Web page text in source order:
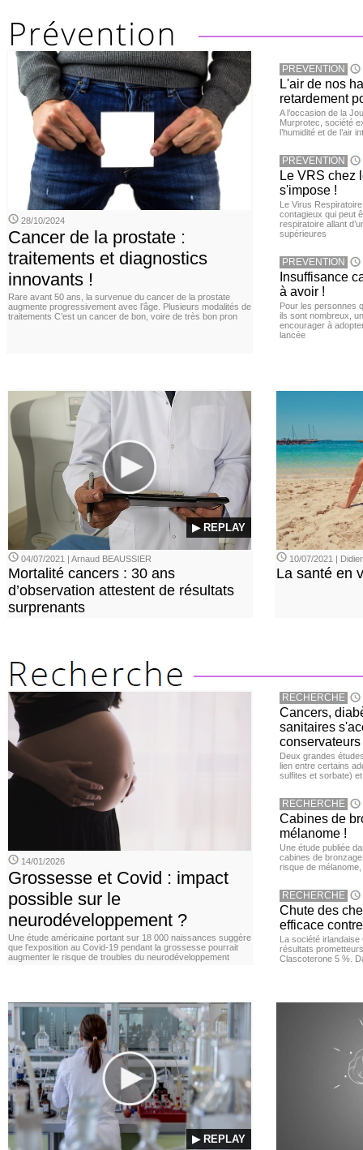
28/10/2024
Cancer de la prostate :
traitements et diagnostics
innovants !
Rare avant 50 ans, la survenue du cancer de la prostate
augmente progressivement avec l’âge. Plusieurs modalités de
traitements C’est un cancer de bon, voire de très bon pron
PREVENTION
L'air de nos
retardement
A l’occasion de la
Murprotec, société
l’humidité et de l’air
PREVENTION
Le VRS chez
s'impose !
Le Virus
contagieux qui peut
respiratoire allant
supérieures
PREVENTION
Insuffisance
à avoir !
Pour les personnes
ils sont nombreux,
encourager à
lancée
▶ REPLAY
04/07/2021 | Arnaud BEAUSSIER
Mortalité cancers : 30 ans
d’observation attestent de résultats
surprenants
10/07/2021 |
La santé en
14/01/2026
Grossesse et Covid : impact
possible sur le
neurodéveloppement ?
Une étude américaine portant sur 18 000 naissances suggère
que l’exposition au Covid‑19 pendant la grossesse pourrait
augmenter le risque de troubles du neurodéveloppement
RECHERCHE
Cancers,
sanitaires
conservateurs
Deux grandes
lien entre certains
sulfites et sorbate)
RECHERCHE
Cabines de
mélanome !
Une étude publiée
cabines de
risque de
RECHERCHE
Chute des
efficace
La société
résultats
Clascoterone 5 %.
▶ REPLAY